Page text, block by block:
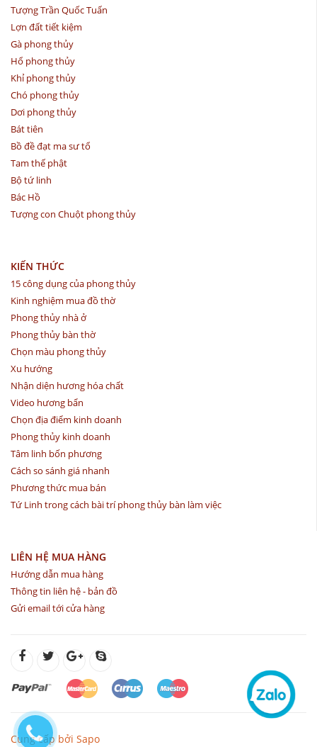
Tượng Trần Quốc Tuấn
Lợn đất tiết kiệm
Gà phong thủy
Hổ phong thủy
Khỉ phong thủy
Chó phong thủy
Dơi phong thủy
Bát tiên
Bồ đề đạt ma sư tổ
Tam thế phật
Bộ tứ linh
Bác Hồ
Tượng con Chuột phong thủy
KIẾN THỨC
15 công dụng của phong thủy
Kinh nghiệm mua đồ thờ
Phong thủy nhà ở
Phong thủy bàn thờ
Chọn màu phong thủy
Xu hướng
Nhận diện hương hóa chất
Video hương bẩn
Chọn địa điểm kinh doanh
Phong thủy kinh doanh
Tâm linh bốn phương
Cách so sánh giá nhanh
Phương thức mua bán
Tứ Linh trong cách bài trí phong thủy bàn làm việc
LIÊN HỆ MUA HÀNG
Hướng dẫn mua hàng
Thông tin liên hệ - bản đồ
Gửi email tới cửa hàng
Cung cấp bởi Sapo